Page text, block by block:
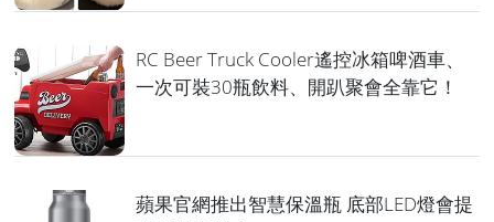
RC Beer Truck Cooler遙控冰箱啤酒車、
一次可裝30瓶飲料、開趴聚會全靠它！
蘋果官網推出智慧保溫瓶 底部LED燈會提